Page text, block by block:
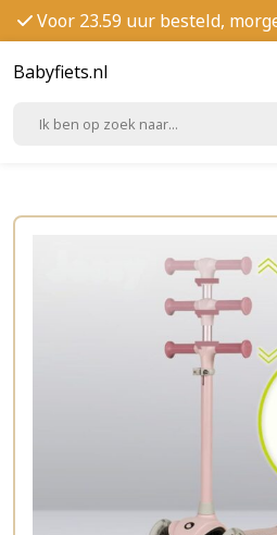
Voor 23.59 uur besteld,
Babyfiets.nl